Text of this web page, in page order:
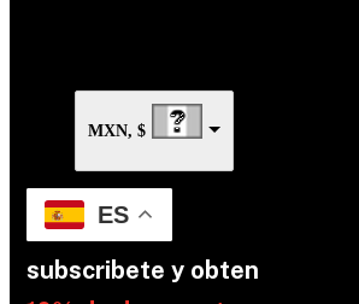
MXN, $
ES
subscribete y obten